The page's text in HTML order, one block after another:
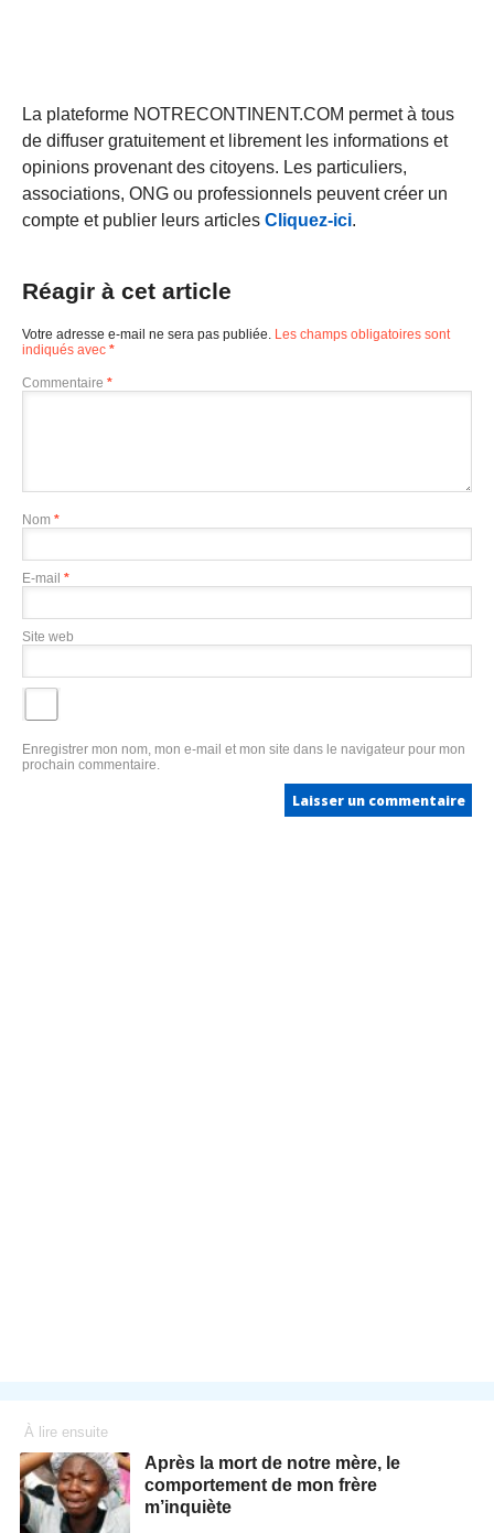
La plateforme NOTRECONTINENT.COM permet à tous
de diffuser gratuitement et librement les informations et
opinions provenant des citoyens. Les particuliers,
associations, ONG ou professionnels peuvent créer un
compte et publier leurs articles Cliquez-ici.
Réagir à cet article
Votre adresse e-mail ne sera pas publiée. Les champs obligatoires sont
indiqués avec *
Commentaire *
Nom *
E-mail *
Site web
Enregistrer mon nom, mon e-mail et mon site dans le navigateur pour mon
prochain commentaire.
À lire ensuite
Après la mort de notre mère, le
comportement de mon frère
m’inquiète